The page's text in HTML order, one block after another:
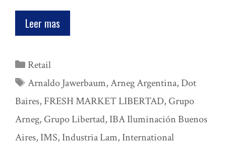
Leer mas
Categorías
Retail
Etiquetas
Arnaldo Jawerbaum,Arneg Argentina,Dot
Baires, FRESH MARKET LIBERTAD, Grupo
Arneg, Grupo Libertad, IBA Iluminación Buenos
Aires, IMS, Industria Lam, International